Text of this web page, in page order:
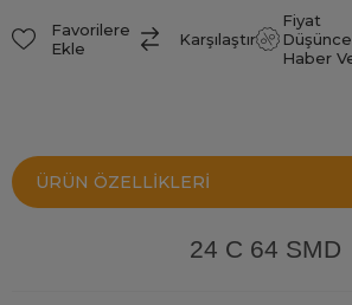
Favorilere
Ekle
Karşılaştır
Fiyat
Düşünce
Haber
ÜRÜN ÖZELLIKLERI
24 C 64 SMD